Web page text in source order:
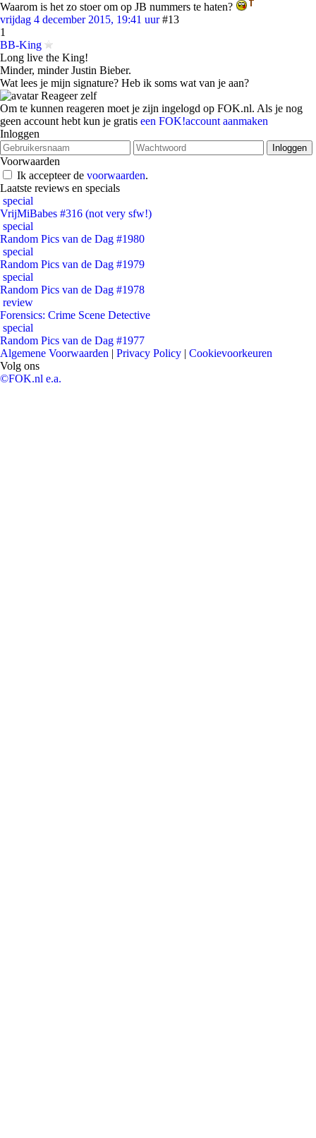
Waarom is het zo stoer om op JB nummers te haten?
vrijdag 4 december 2015, 19:41 uur #13
1
BB-King
Long live the King!
Minder, minder Justin Bieber.
Wat lees je mijn signature? Heb ik soms wat van je aan?
Reageer zelf
Om te kunnen reageren moet je zijn ingelogd op FOK.nl. Als je nog
geen account hebt kun je gratis een FOK!account aanmaken
Inloggen
Voorwaarden
Ik accepteer de voorwaarden.
Laatste reviews en specials
special
VrijMiBabes #316 (not very sfw!)
special
Random Pics van de Dag #1980
special
Random Pics van de Dag #1979
special
Random Pics van de Dag #1978
review
Forensics: Crime Scene Detective
special
Random Pics van de Dag #1977
Algemene Voorwaarden | Privacy Policy | Cookievoorkeuren
Volg ons
©FOK.nl e.a.